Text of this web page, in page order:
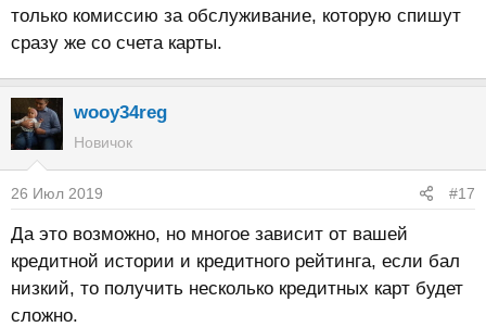
только комиссию за обслуживание, которую спишут
сразу же со счета карты.
wooy34reg
Новичок
26 Июл 2019 #17
Да это возможно, но многое зависит от вашей
кредитной истории и кредитного рейтинга, если бал
низкий, то получить несколько кредитных карт будет
сложно.